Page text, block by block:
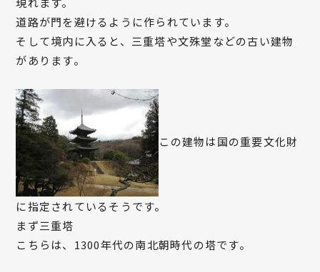
道路が門を避けるように作られています。
そして境内に入ると、三重塔や文殊堂などの古い建物
があります。
この建物は国の重要文化財
に指定されているそうです。
まず三重塔
こちらは、1300年代の南北朝時代の塔です。